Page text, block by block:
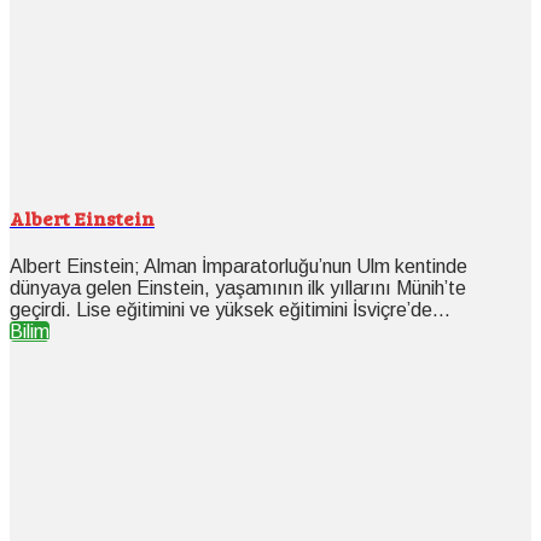
Albert Einstein
Albert Einstein; Alman İmparatorluğu’nun Ulm kentinde
dünyaya gelen Einstein, yaşamının ilk yıllarını Münih’te
geçirdi. Lise eğitimini ve yüksek eğitimini İsviçre’de...
Bilim